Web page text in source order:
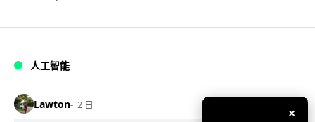
人工智能
Lawton 2 日
×